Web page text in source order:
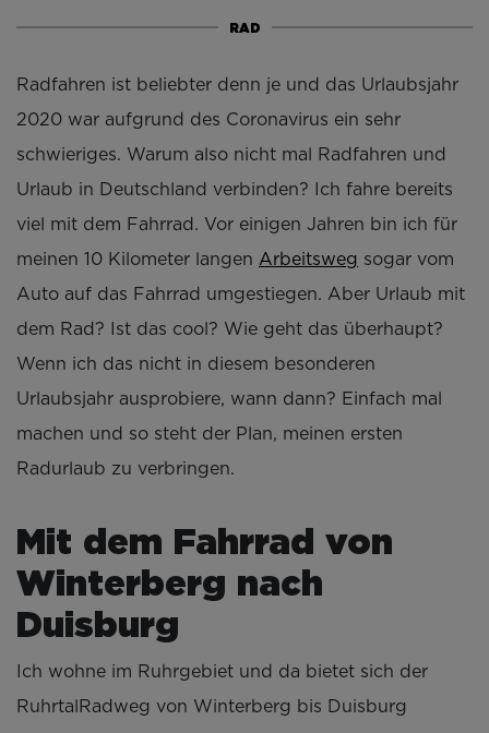
RAD
Radfahren ist beliebter denn je und das Urlaubsjahr
2020 war aufgrund des Coronavirus ein sehr
schwieriges. Warum also nicht mal Radfahren und
Urlaub in Deutschland verbinden? Ich fahre bereits
viel mit dem Fahrrad. Vor einigen Jahren bin ich für
meinen 10 Kilometer langen Arbeitsweg sogar vom
Auto auf das Fahrrad umgestiegen. Aber Urlaub mit
dem Rad? Ist das cool? Wie geht das überhaupt?
Wenn ich das nicht in diesem besonderen
Urlaubsjahr ausprobiere, wann dann? Einfach mal
machen und so steht der Plan, meinen ersten
Radurlaub zu verbringen.
Mit dem Fahrrad von
Winterberg nach
Duisburg
Ich wohne im Ruhrgebiet und da bietet sich der
RuhrtalRadweg von Winterberg bis Duisburg